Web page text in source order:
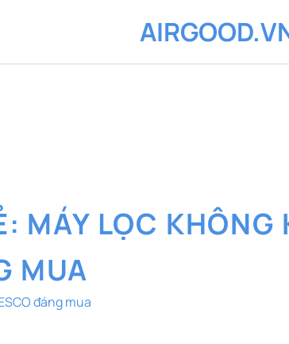
MÁY LỌC KHÔNG
MUA
đáng mua